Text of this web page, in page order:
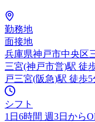
勤務地
面接地
兵庫県神戸市中央区
三宮(神戸市営)駅 徒
戸三宮(阪急)駅 徒歩5
シフト
1日6時間 週3日から